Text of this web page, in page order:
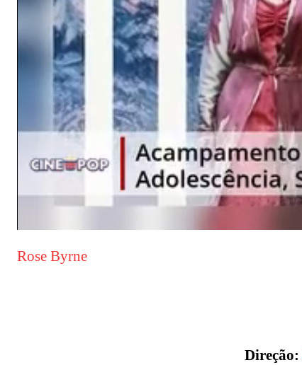
Rose Byrne
Direção: